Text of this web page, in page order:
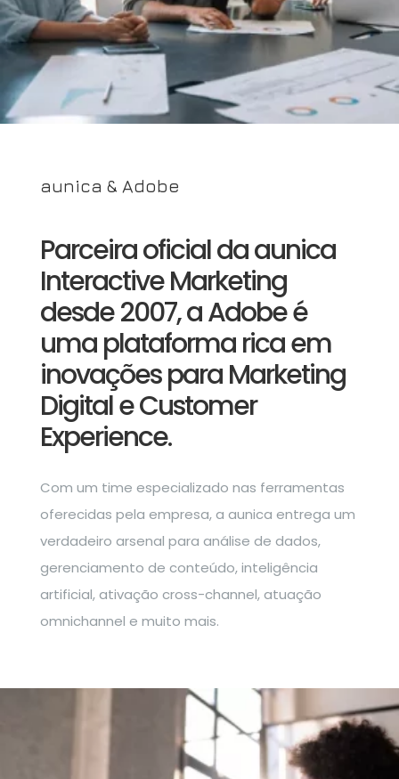
aunica & Adobe
Parceira oficial da aunica
Interactive Marketing
desde 2007, a Adobe é
uma plataforma rica em
inovações para Marketing
Digital e Customer
Experience.
Com um time especializado nas ferramentas
oferecidas pela empresa, a aunica entrega um
verdadeiro arsenal para análise de dados,
gerenciamento de conteúdo, inteligência
artificial, ativação cross-channel, atuação
omnichannel e muito mais.